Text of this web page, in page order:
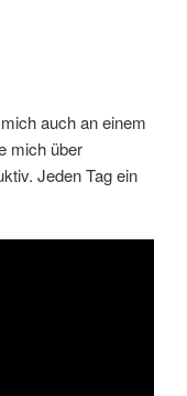
auch an einem
mich über
Jeden Tag ein